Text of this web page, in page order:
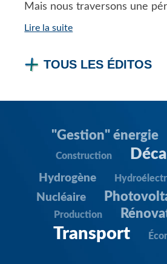
Mais nous traversons une
Lire la suite
TOUS LES ÉDITOS
"Gestion" énergie
Construction
Hydrogène
Nucléaire
Production
Transport